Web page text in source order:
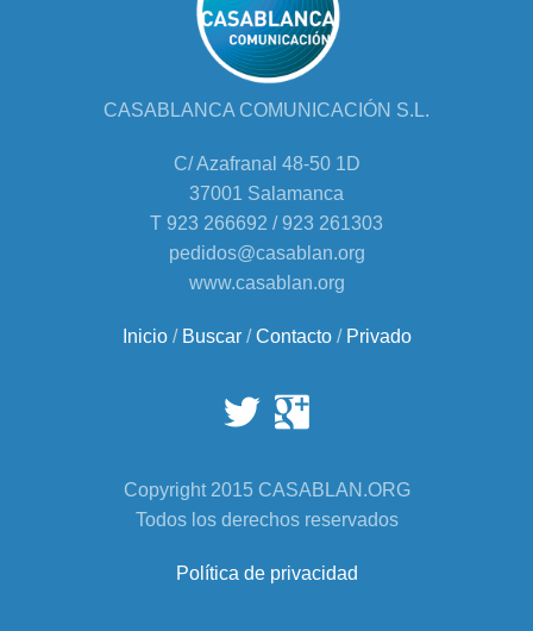
CASABLANCA COMUNICACIÓN S.L.
C/ Azafranal 48-50 1D
37001 Salamanca
T 923 266692 / 923 261303
pedidos@casablan.org
www.casablan.org
Inicio/ Buscar/Contacto/ Privado
Copyright 2015 CASABLAN.ORG
Todos los derechos reservados
Política de privacidad